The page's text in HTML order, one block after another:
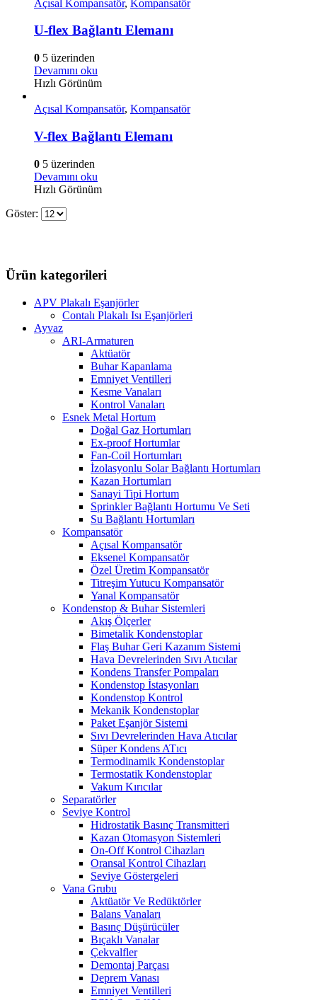
Açısal Kompansatör, Kompansatör
U-flex Bağlantı Elemanı
0 5 üzerinden
Devamını oku
Hızlı Görünüm
Açısal Kompansatör, Kompansatör
V-flex Bağlantı Elemanı
0 5 üzerinden
Devamını oku
Hızlı Görünüm
Göster:
Ürün kategorileri
APV Plakalı Eşanjörler
Contalı Plakalı Isı Eşanjörleri
Ayvaz
ARI-Armaturen
Aktüatör
Buhar Kapanlama
Emniyet Ventilleri
Kesme Vanaları
Kontrol Vanaları
Esnek Metal Hortum
Doğal Gaz Hortumları
Ex-proof Hortumlar
Fan-Coil Hortumları
İzolasyonlu Solar Bağlantı Hortumları
Kazan Hortumları
Sanayi Tipi Hortum
Sprinkler Bağlantı Hortumu Ve Seti
Su Bağlantı Hortumları
Kompansatör
Açısal Kompansatör
Eksenel Kompansatör
Özel Üretim Kompansatör
Titreşim Yutucu Kompansatör
Yanal Kompansatör
Kondenstop & Buhar Sistemleri
Akış Ölçerler
Bimetalik Kondenstoplar
Flaş Buhar Geri Kazanım Sistemi
Hava Devrelerinden Sıvı Atıcılar
Kondens Transfer Pompaları
Kondenstop İstasyonları
Kondenstop Kontrol
Mekanik Kondenstoplar
Paket Eşanjör Sistemi
Sıvı Devrelerinden Hava Atıcılar
Süper Kondens ATıcı
Termodinamik Kondenstoplar
Termostatik Kondenstoplar
Vakum Kırıcılar
Separatörler
Seviye Kontrol
Hidrostatik Basınç Transmitteri
Kazan Otomasyon Sistemleri
On-Off Kontrol Cihazları
Oransal Kontrol Cihazları
Seviye Göstergeleri
Vana Grubu
Aktüatör Ve Redüktörler
Balans Vanaları
Basınç Düşürücüler
Bıçaklı Vanalar
Çekvalfler
Demontaj Parçası
Deprem Vanası
Emniyet Ventilleri